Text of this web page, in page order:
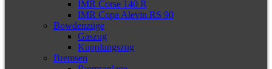
IMR Corse 140 R
IMR Copa Alevin RS 90
Bowdenzüge
Gaszug
Kupplungszug
Bremsen